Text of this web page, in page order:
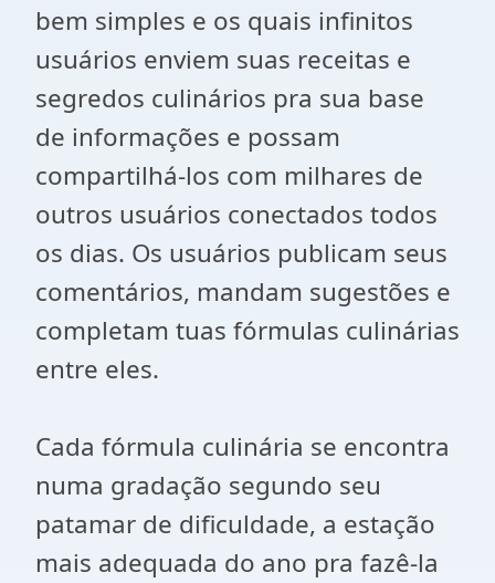
bem simples e os quais infinitos
usuários enviem suas receitas e
segredos culinários pra sua base
de informações e possam
compartilhá-los com milhares de
outros usuários conectados todos
os dias. Os usuários publicam seus
comentários, mandam sugestões e
completam tuas fórmulas culinárias
entre eles.
Cada fórmula culinária se encontra
numa gradação segundo seu
patamar de dificuldade, a estação
mais adequada do ano pra fazê-la